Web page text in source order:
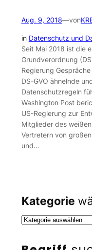
Aug. 9, 2018—von
in Datenschutz und
Seit Mai 2018 ist die
Grundverordnung
Regierung
DS-GVO ähnelnde
Datenschutzregeln
Washington Post
US-Regierung zur
Mitglieder des
Vertretern von
und…
Kategorie